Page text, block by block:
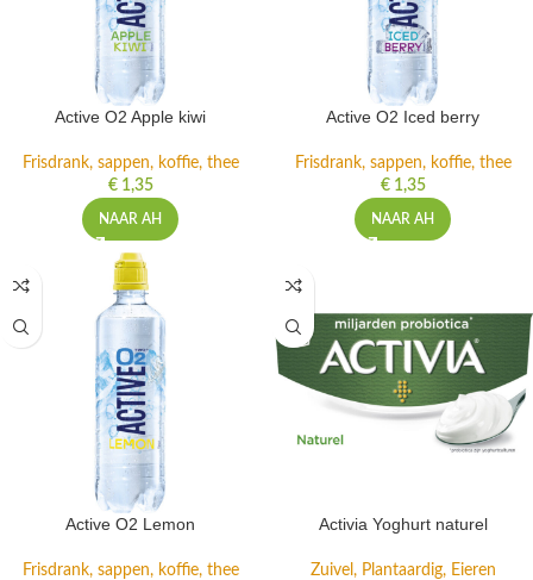
Active O2 Apple kiwi
Frisdrank, sappen, koffie, thee
€1,35
NAAR AH
Active O2 Iced berry
Frisdrank, sappen, koffie, thee
€1,35
NAAR AH
Active O2 Lemon
Frisdrank, sappen, koffie, thee
Activia Yoghurt naturel
Zuivel, Plantaardig, Eieren